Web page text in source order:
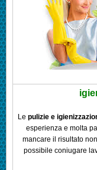
Le pulizie e
esperienza e molta
mancare il risultato
possibile coniugare